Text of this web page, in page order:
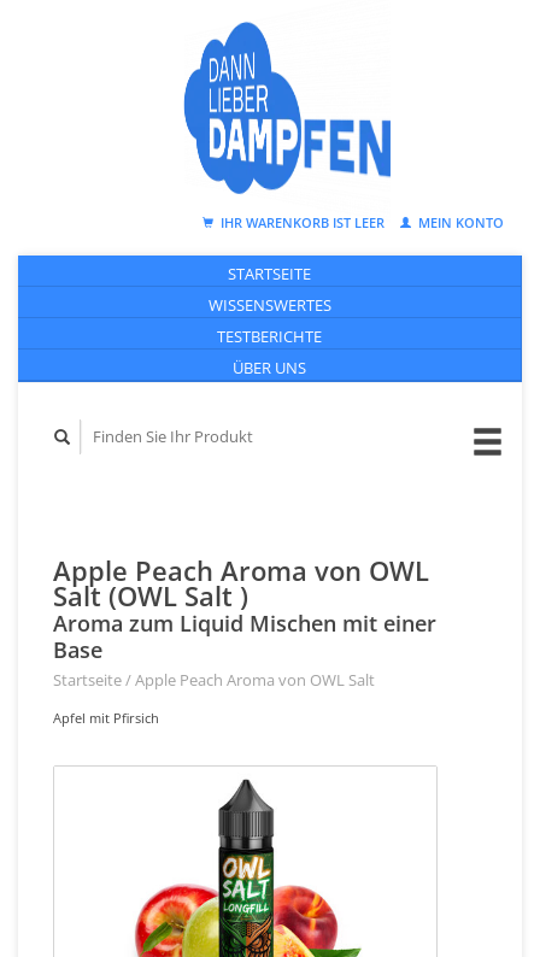
IHR WARENKORB IST LEER MEIN KONTO
STARTSEITE
WISSENSWERTES
TESTBERICHTE
ÜBER UNS
Apple Peach Aroma von OWL
Salt (OWL Salt )
Aroma zum Liquid Mischen mit einer
Base
Startseite/Apple Peach Aroma von OWL Salt
Apfel mit Pfirsich